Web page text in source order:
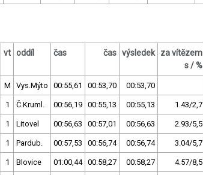
vt oddíl čas čas výsledek
za vítězem
s / %
M Vys.Mýto 00:55,61 00:53,70 00:53,70
1 Č.Kruml. 00:56,19 00:55,13 00:55,13 1.43/2,7
1 Litovel 00:56,63 00:57,01 00:56,63 2.93/5,5
1 Pardub. 00:57,53 00:56,74 00:56,74 3.04/5,7
1 Blovice 01:00,44 00:58,27 00:58,27 4.57/8,5